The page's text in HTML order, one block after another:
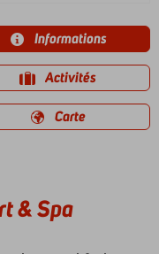
Informations
Activités
Carte
& Spa